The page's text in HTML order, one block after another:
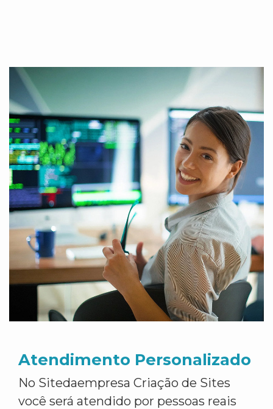
Atendimento Personalizado
No Sitedaempresa Criação de Sites
você será atendido por pessoas reais